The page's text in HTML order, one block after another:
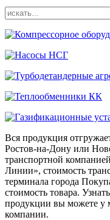
Вся продукция
Ростов-на-Дону или
транспортной
Линии», стоимость
терминала города
стоимость товара.
продукции вы можете у
компании.